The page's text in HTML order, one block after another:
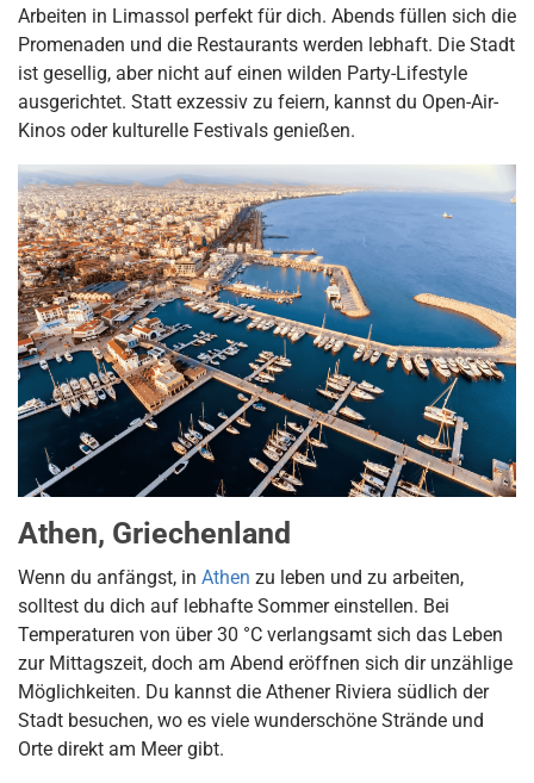
Arbeiten in Limassol perfekt für dich. Abends füllen sich die
Promenaden und die Restaurants werden lebhaft. Die Stadt
ist gesellig, aber nicht auf einen wilden Party-Lifestyle
ausgerichtet. Statt exzessiv zu feiern, kannst du Open-Air-
Kinos oder kulturelle Festivals genießen.
Athen, Griechenland
Wenn du anfängst, in Athen zu leben und zu arbeiten,
solltest du dich auf lebhafte Sommer einstellen. Bei
Temperaturen von über 30 °C verlangsamt sich das Leben
zur Mittagszeit, doch am Abend eröffnen sich dir unzählige
Möglichkeiten. Du kannst die Athener Riviera südlich der
Stadt besuchen, wo es viele wunderschöne Strände und
Orte direkt am Meer gibt.